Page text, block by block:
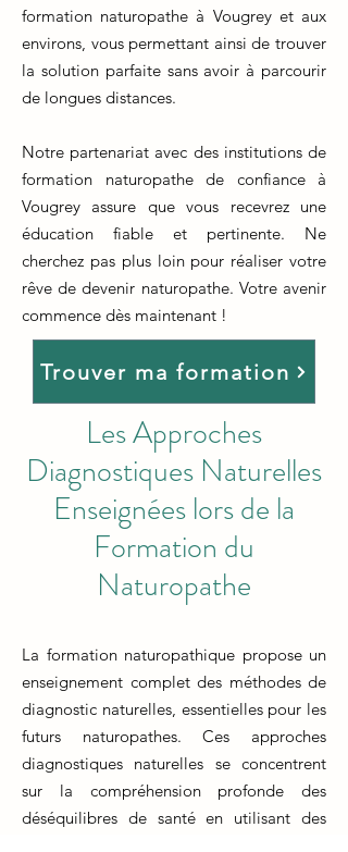
formation naturopathe à Vougrey et aux
environs, vous permettant ainsi de trouver
la solution parfaite sans avoir à parcourir
de longues distances.
Notre partenariat avec des institutions de
formation naturopathe de confiance à
Vougrey assure que vous recevrez une
éducation fiable et pertinente. Ne
cherchez pas plus loin pour réaliser votre
rêve de devenir naturopathe. Votre avenir
commence dès maintenant !
Trouver ma formation
Les Approches
Diagnostiques Naturelles
Enseignées lors de la
Formation du
Naturopathe
La formation naturopathique propose un
enseignement complet des méthodes de
diagnostic naturelles, essentielles pour les
futurs naturopathes. Ces approches
diagnostiques naturelles se concentrent
sur la compréhension profonde des
déséquilibres de santé en utilisant des